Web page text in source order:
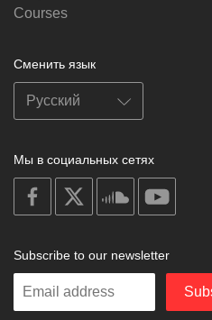
Courses
Сменить язык
Мы в социальных сетях
on
facebook
soundcloud
Subscribe to our newsletter
Enter